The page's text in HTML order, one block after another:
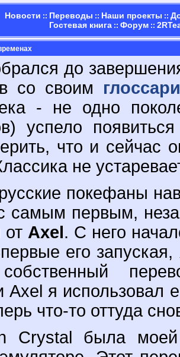
Новости :: Переводы :: Наши проекты ::
Гостевая книга :: Форум ::
до
со своим
- не одно
успело
что и сейчас
не
покефаны
самым первым,
от Axel. С него
его
Axel я использовал
что-то оттуда
Crystal была моей